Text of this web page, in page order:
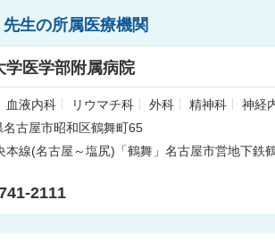
生の所属医療機関
学医学部附属病院
血液内科 リウマチ科 外科 精神科
神経
科
消化器外科 腎臓内科
外科
形成外科 皮膚科
ハビリテーション科 放射線科
歯科口腔外科
名古屋市昭和区鶴舞町65
本線(名古屋～塩尻)「鶴舞」名古屋市営地下鉄
2111